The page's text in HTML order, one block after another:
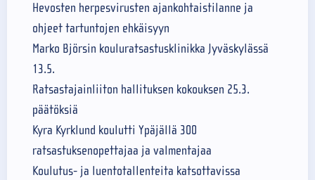
Hevosten herpesvirusten ajankohtaistilanne ja
ohjeet tartuntojen ehkäisyyn
Marko Björsin kouluratsastusklinikka Jyväskylässä
13.5.
Ratsastajainliiton hallituksen kokouksen 25.3.
päätöksiä
Kyra Kyrklund koulutti Ypäjällä 300
ratsastuksenopettajaa ja valmentajaa
Koulutus- ja luentotallenteita katsottavissa